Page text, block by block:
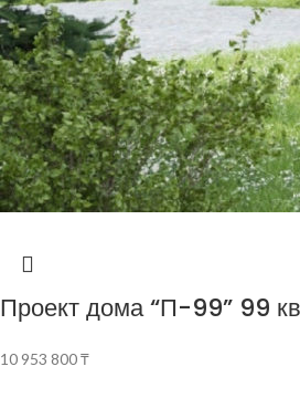
Проект дома “П-99” 99
10 953 800₸